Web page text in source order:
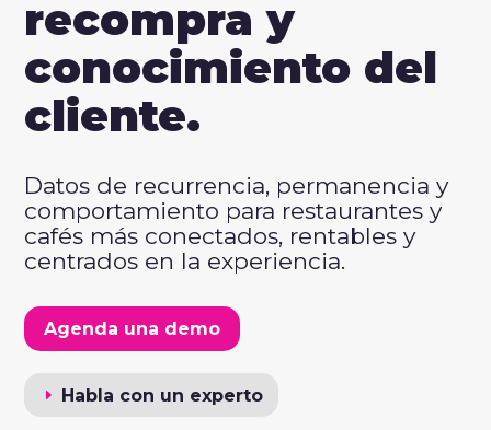
recompra y
conocimiento del
cliente.
Datos de recurrencia, permanencia y
comportamiento para restaurantes y
cafés más conectados, rentables y
centrados en la experiencia.
Agenda una demo
Habla con un experto